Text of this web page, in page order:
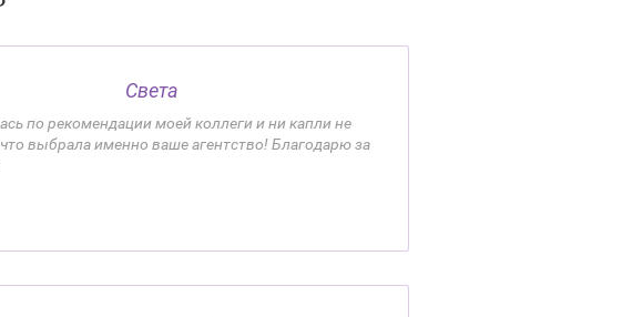
Света
по рекомендации моей коллеги и ни капли не
выбрала именно ваше агентство! Благодарю за